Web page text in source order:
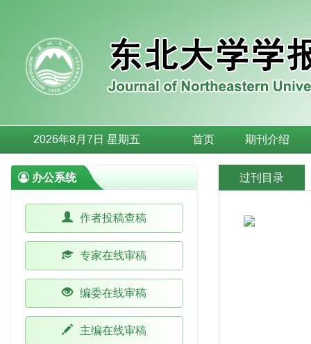
2026年8月7日 星期五 首页 期刊介绍
过刊目录
办公系统
作者投稿查稿
专家在线审稿
编委在线审稿
主编在线审稿